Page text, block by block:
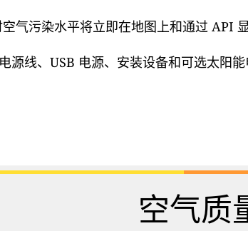
气污染水平将立即在地图上和通过 API 显
源线、USB 电源、安装设备和可选太阳能
空气质